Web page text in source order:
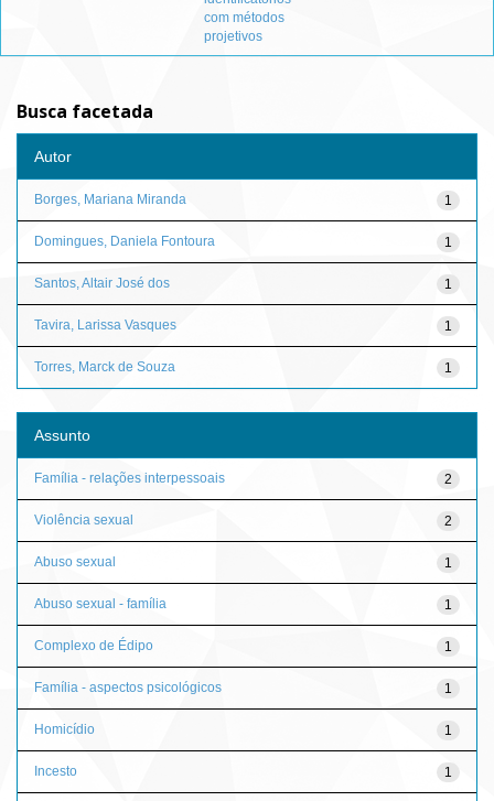
com métodos
projetivos
Busca facetada
Autor
1
Borges, Mariana Miranda
1
Domingues, Daniela Fontoura
1
Santos, Altair José dos
1
Tavira, Larissa Vasques
1
Torres, Marck de Souza
Assunto
2
Família - relações interpessoais
2
Violência sexual
1
Abuso sexual
1
Abuso sexual - família
1
Complexo de Édipo
1
Família - aspectos psicológicos
1
Homicídio
1
Incesto